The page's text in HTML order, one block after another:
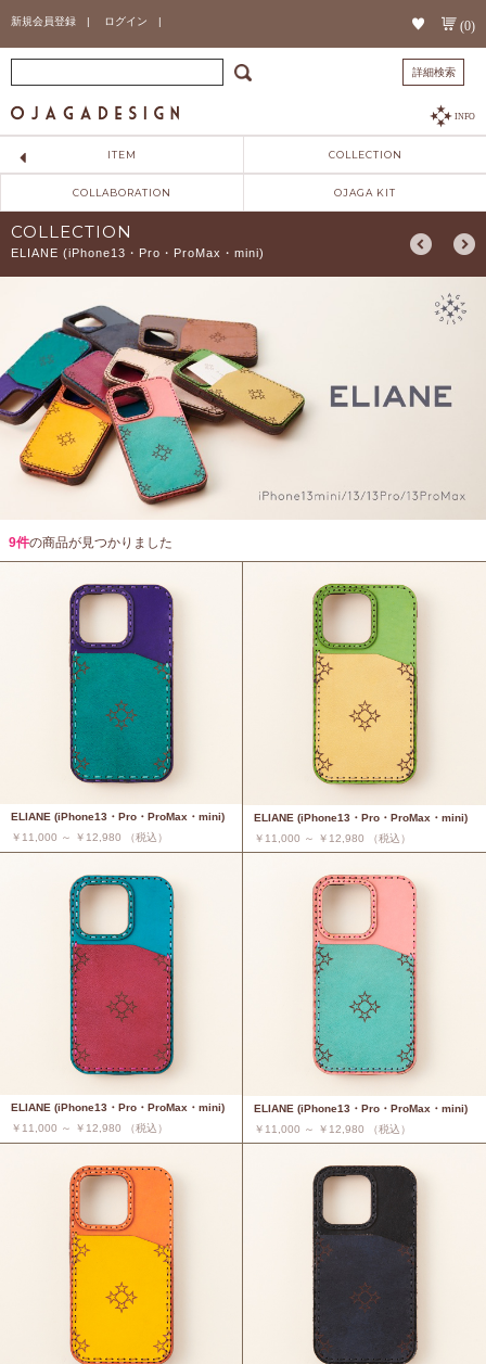
新規会員登録 | ログイン | (0)
詳細検索
INFO
ITEM COLLECTION
COLLABORATION OJAGA KIT
COLLECTION
ELIANE (iPhone13・Pro・ProMax・mini)
9件の商品が見つかりました
ELIANE (iPhone13・Pro・ProMax・mini)
￥11,000 ～ ￥12,980 （税込）
ELIANE (iPhone13・Pro・ProMax・mini)
￥11,000 ～ ￥12,980 （税込）
ELIANE (iPhone13・Pro・ProMax・mini)
￥11,000 ～ ￥12,980 （税込）
ELIANE (iPhone13・Pro・ProMax・mini)
￥11,000 ～ ￥12,980 （税込）